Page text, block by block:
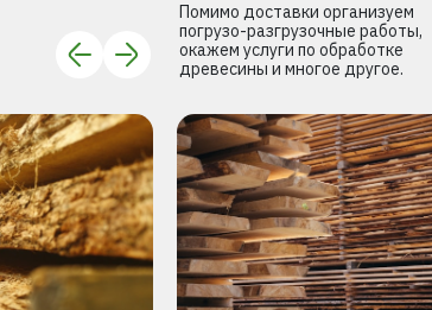
Помимо доставки организуем
погрузо-разгрузочные работы,
окажем услуги по обработке
древесины и многое другое.